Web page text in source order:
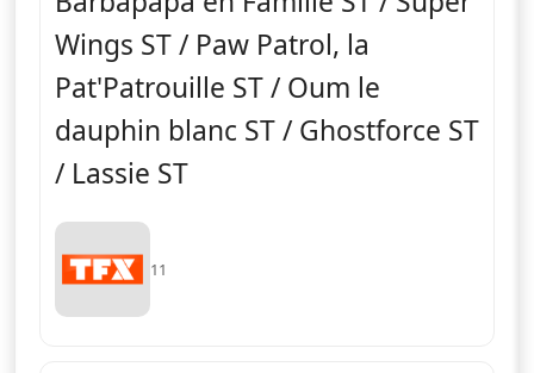
Wings ST / Paw Patrol, la
Pat'Patrouille ST / Oum le
dauphin blanc ST / Ghostforce ST
/ Lassie ST
11